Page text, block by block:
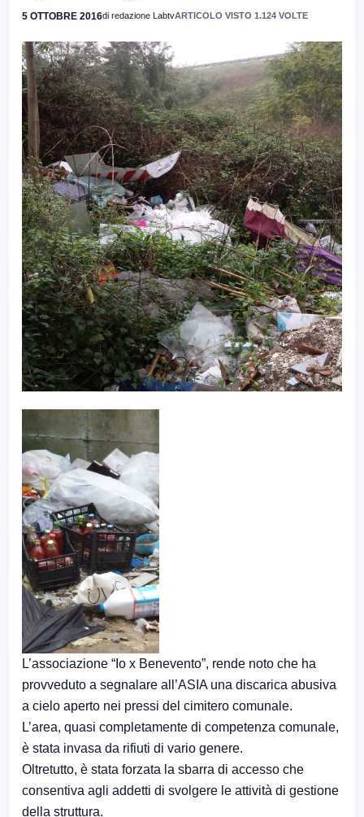
5 OTTOBRE 2016di redazione LabtvARTICOLO VISTO 1.124 VOLTE
L’associazione “Io x Benevento”, rende noto che ha
provveduto a segnalare all’ASIA una discarica abusiva
a cielo aperto nei pressi del cimitero comunale.
L’area, quasi completamente di competenza comunale,
è stata invasa da rifiuti di vario genere.
Oltretutto, è stata forzata la sbarra di accesso che
consentiva agli addetti di svolgere le attività di gestione
della struttura.